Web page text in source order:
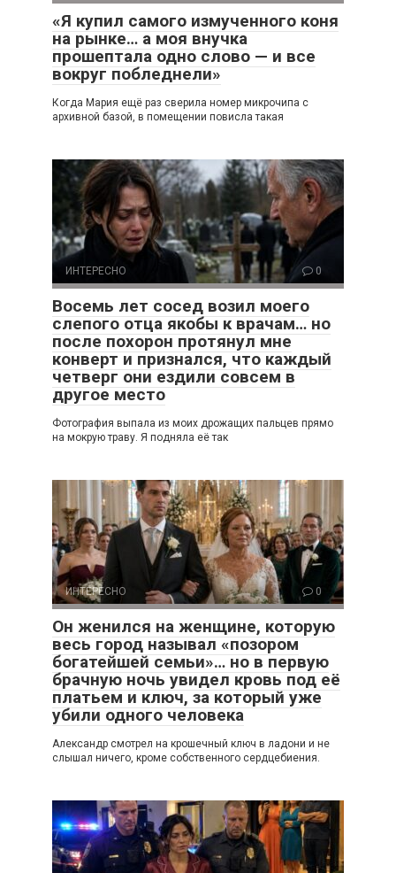
«Я купил самого измученного коня
на рынке… а моя внучка
прошептала одно слово — и все
вокруг побледнели»
Когда Мария ещё раз сверила номер микрочипа с
архивной базой, в помещении повисла такая
ИНТЕРЕСНО 0
Восемь лет сосед возил моего
слепого отца якобы к врачам… но
после похорон протянул мне
конверт и признался, что каждый
четверг они ездили совсем в
другое место
Фотография выпала из моих дрожащих пальцев прямо
на мокрую траву. Я подняла её так
ИНТЕРЕСНО 0
Он женился на женщине, которую
весь город называл «позором
богатейшей семьи»… но в первую
брачную ночь увидел кровь под её
платьем и ключ, за который уже
убили одного человека
Александр смотрел на крошечный ключ в ладони и не
слышал ничего, кроме собственного сердцебиения.